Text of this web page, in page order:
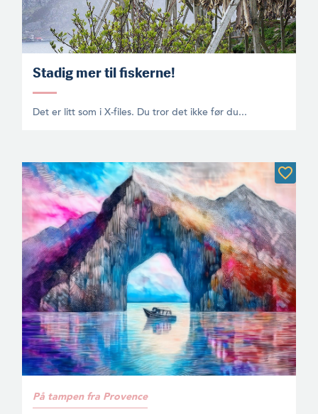
Stadig mer til fiskerne!
Det er litt som i X-files. Du tror det ikke før du...
På tampen fra Provence